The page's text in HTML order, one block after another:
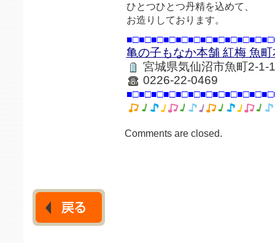
ひとつひとつ丹精を込めて、
お造りしております。
亀の子もなか本舗 紅梅 魚町
宮城県気仙沼市魚町2-1-
0226-22-0469
Comments are closed.